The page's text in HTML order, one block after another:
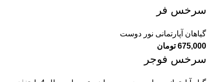
سرخس فر
گیاهان آپارتمانی نور دوست
675,000 تومان
سرخس فوجر